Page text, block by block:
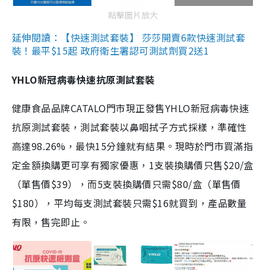
點擊圖片放大
延伸閱讀：【快速測試套裝】 莎莎開賣6款快速測試套
裝！最平$15起 政府衛生署認可測試劑買2送1
YHLO新冠病毒快速抗原測試套裝
健康食品品牌CATALO門市現正發售YHLO新冠病毒快速
抗原測試套裝，測試套裝以鼻咽拭子方式採樣，準確性
高達98.26%，最快15分鐘就有結果。現時於門市買滿指
定金額換購更可享有獨家優惠，1支裝換購價只售$20/盒
（單售價$39），而5支裝換購價只需$80/盒（單售價
$180），平均每支測試套裝只需$16就買到，產品數量
有限，售完即止。